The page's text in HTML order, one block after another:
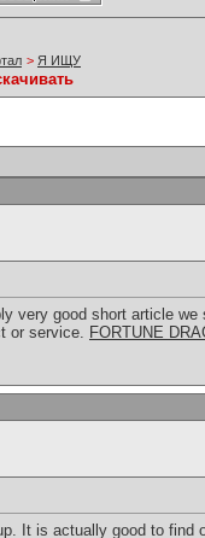
> Я ИЩУ
very good short article
or service. FORTUNE
It is actually good to